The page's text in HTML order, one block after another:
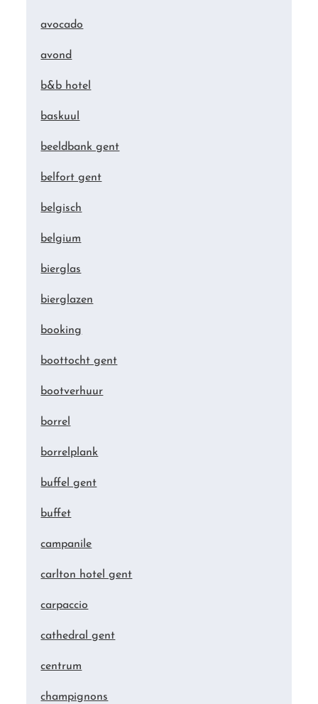
avocado
avond
b&b hotel
baskuul
beeldbank gent
belfort gent
belgisch
belgium
bierglas
bierglazen
booking
boottocht gent
bootverhuur
borrel
borrelplank
buffel gent
buffet
campanile
carlton hotel gent
carpaccio
cathedral gent
centrum
champignons